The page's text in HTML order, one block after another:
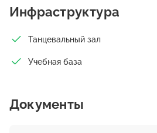
Инфраструктура
Танцевальный зал
Учебная база
Документы